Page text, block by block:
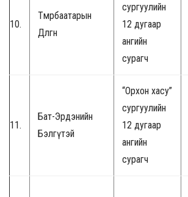
10.
Төмөрбаатарын
Дөлгөөн
сургуулийн
12 дугаар
ангийн
сурагч
11.
Бат-Эрдэнийн
Бэлгүтэй
“Орхон хасу”
сургуулийн
12 дугаар
ангийн
сурагч